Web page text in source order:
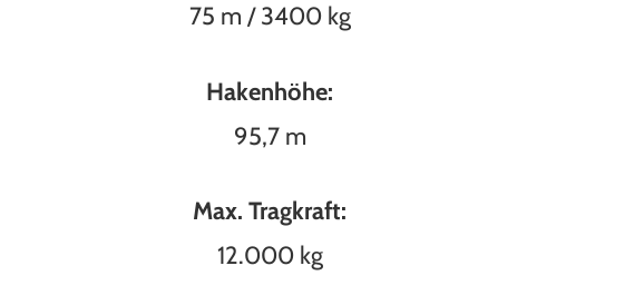
75 m / 3400 kg
Hakenhöhe:
95,7 m
Max. Tragkraft:
12.000 kg